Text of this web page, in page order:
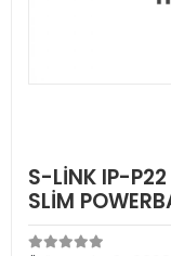
S-LİNK IP-
SLİM